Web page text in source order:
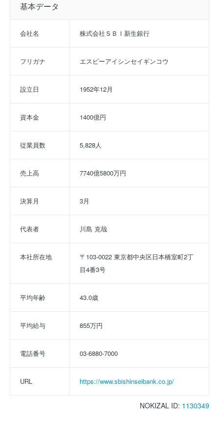
基本データ
会社名 株式会社ＳＢＩ新生銀行
フリガナ エスビーアイシンセイギンコウ
設立日 1952年12月
資本金 1400億円
従業員数 5,828人
売上高 7740億5800万円
決算月 3月
代表者 川島 克哉
本社所在地
〒103-0022 東京都中央区日本橋室町2丁
目4番3号
平均年齢 43.0歳
平均給与 855万円
電話番号 03-6880-7000
URL https://www.sbishinseibank.co.jp/
NOKIZAL ID: 1130349